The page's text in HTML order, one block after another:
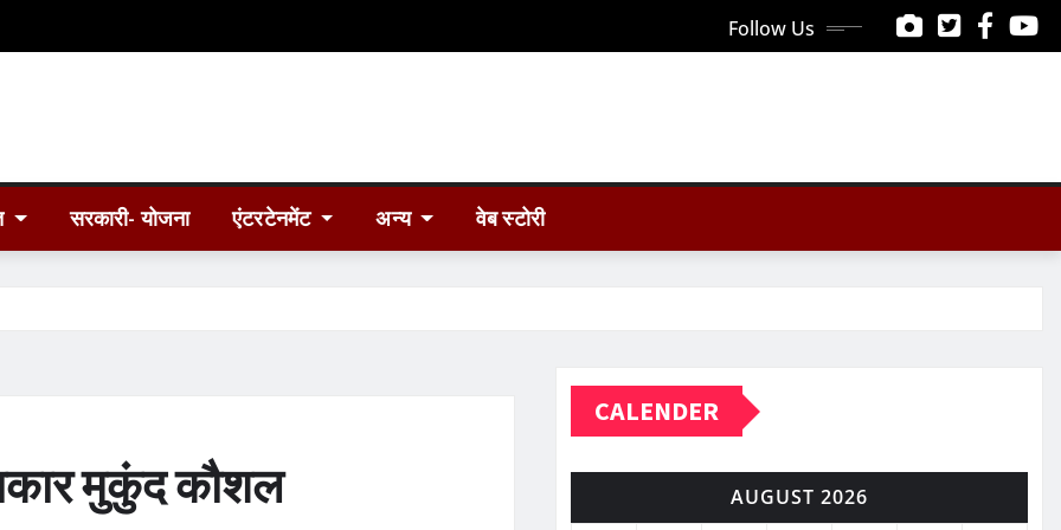
Follow Us
सरकारी- योजना एंटरटेनमेंट अन्य वेब स्टोरी
मुकुंद कौशल
CALENDER
AUGUST 2026